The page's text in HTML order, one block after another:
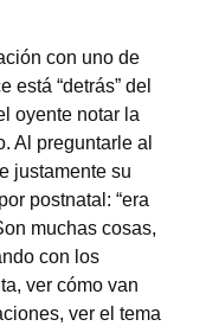
con uno de
está “detrás” del
oyente notar la
Al preguntarle al
justamente su
postnatal: “era
muchas cosas,
con los
ver cómo van
ver el tema